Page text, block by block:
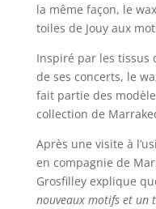
la même façon, le
toiles de Jouy aux
Inspiré par les tissus
de ses concerts, le
fait partie des
collection de
Après une visite à
en compagnie de
Grosfilley explique
nouveaux motifs et un